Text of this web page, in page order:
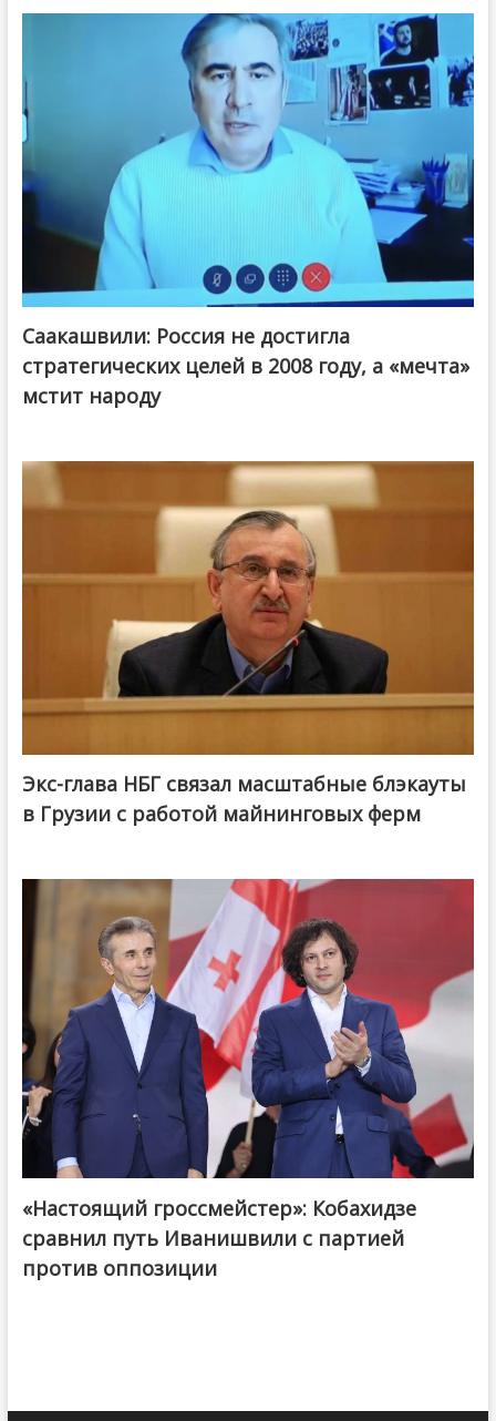
Саакашвили: Россия не достигла
стратегических целей в 2008 году, а «мечта»
мстит народу
Экс-глава НБГ связал масштабные блэкауты
в Грузии с работой майнинговых ферм
@ქართული ოცნება / Georgian Dream
«Настоящий гроссмейстер»: Кобахидзе
сравнил путь Иванишвили с партией
против оппозиции